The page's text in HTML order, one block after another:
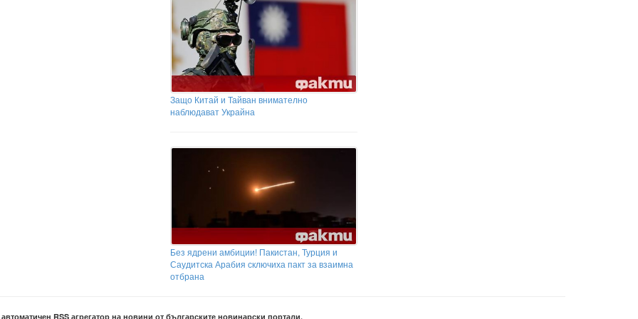
Защо Китай и Тайван внимателно
наблюдават Украйна
Без ядрени амбиции! Пакистан, Турция и
Саудитска Арабия сключиха пакт за взаимна
отбрана
RSS агрегатор на новини от българските новинарски портали.